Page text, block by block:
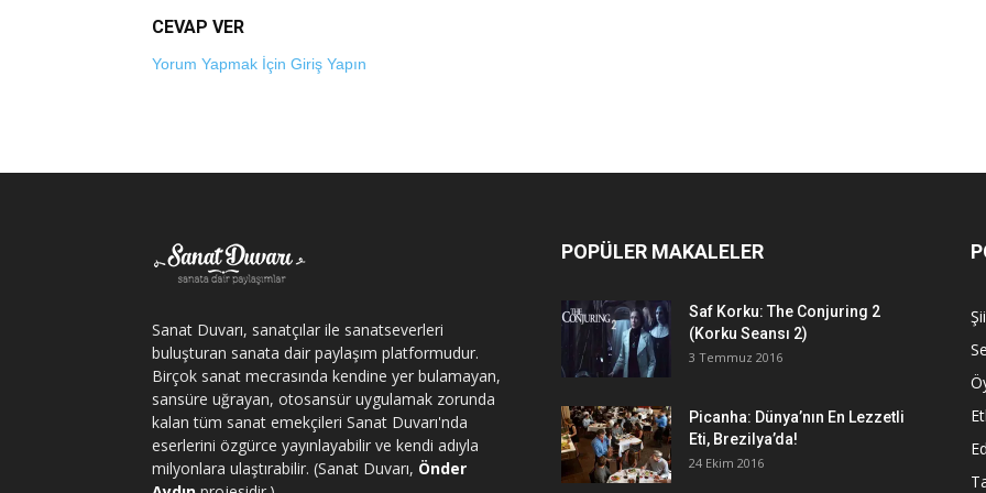
CEVAP VER
Yorum Yapmak İçin Giriş Yapın
Sanat Duvarı, sanatçılar ile sanatseverleri
buluşturan sanata dair paylaşım platformudur.
Birçok sanat mecrasında kendine yer bulamayan,
sansüre uğrayan, otosansür uygulamak zorunda
kalan tüm sanat emekçileri Sanat Duvarı'nda
eserlerini özgürce yayınlayabilir ve kendi adıyla
milyonlara ulaştırabilir. (Sanat Duvarı, Önder
POPÜLER MAKALELER
Saf Korku: The Conjuring 2
(Korku Seansı 2)
3 Temmuz 2016
Picanha: Dünya’nın En Lezzetli
Eti, Brezilya’da!
24 Ekim 2016